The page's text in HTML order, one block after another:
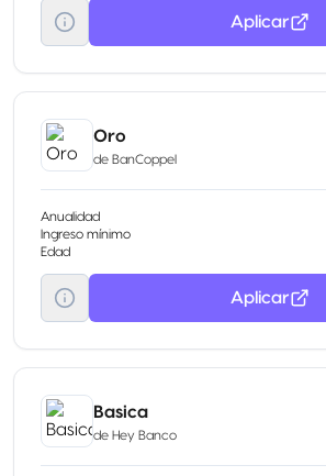
Transporte gratuito al Aeropuerto CDMX
Meses Sin Intereses
Servicios Visa Infinite
Aplicar
Oro
de BanCoppel
Anualidad
Ingreso mínimo
Edad
Aplicar
Basica
de Hey Banco